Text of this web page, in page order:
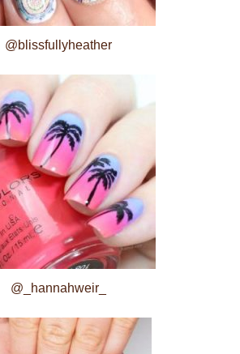
@blissfullyheather
@_hannahweir_